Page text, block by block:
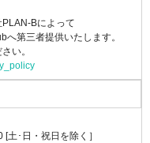
Bによって
第三者提供いたします。
い。
･日・祝日を除く］